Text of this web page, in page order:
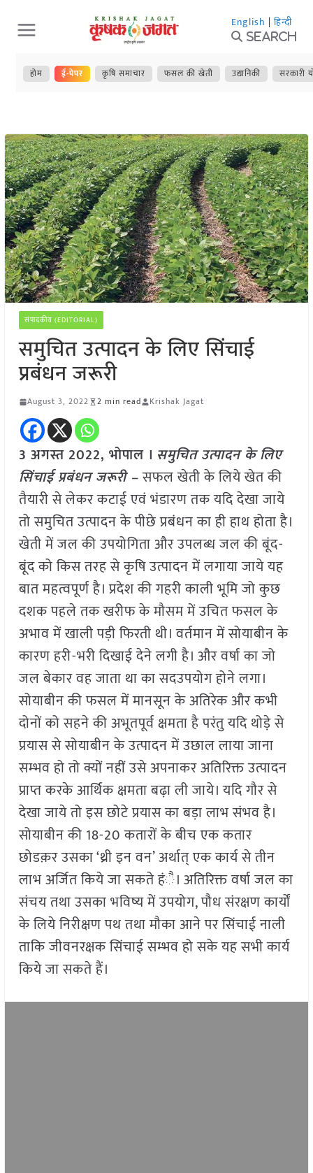
Skip
to
content
English | हिन्दी
Search
होम ई-पेपर कृषि समाचार फसल की खेती उद्यानिकी सरकारी
संपादकीय (EDITORIAL)
समुचित उत्पादन के लिए सिंचाई
प्रबंधन जरूरी
August 3, 2022 2 min read Krishak Jagat
3 अगस्त 2022, भोपाल । समुचित उत्पादन के लिए
सिंचाई प्रबंधन जरूरी –सफल खेती के लिये खेत की
तैयारी से लेकर कटाई एवं भंडारण तक यदि देखा जाये
तो समुचित उत्पादन के पीछे प्रबंधन का ही हाथ होता है।
खेती में जल की उपयोगिता और उपलब्ध जल की बूंद-
बूंद को किस तरह से कृषि उत्पादन में लगाया जाये यह
बात महत्वपूर्ण है। प्रदेश की गहरी काली भूमि जो कुछ
दशक पहले तक खरीफ के मौसम में उचित फसल के
अभाव में खाली पड़ी फिरती थी। वर्तमान में सोयाबीन के
कारण हरी-भरी दिखाई देने लगी है। और वर्षा का जो
जल बेकार वह जाता था का सदउपयोग होने लगा।
सोयाबीन की फसल में मानसून के अतिरेक और कभी
दोनों को सहने की अभूतपूर्व क्षमता है परंतु यदि थोड़े से
प्रयास से सोयाबीन के उत्पादन में उछाल लाया जाना
सम्भव हो तो क्यों नहीं उसे अपनाकर अतिरिक्त उत्पादन
प्राप्त करके आर्थिक क्षमता बढ़ा ली जाये। यदि गौर से
देखा जाये तो इस छोटे प्रयास का बड़ा लाभ संभव है।
सोयाबीन की 18-20 कतारों के बीच एक कतार
छोडक़र उसका ‘थ्री इन वन’ अर्थात् एक कार्य से तीन
लाभ अर्जित किये जा सकते हंै। अतिरिक्त वर्षा जल का
संचय तथा उसका भविष्य में उपयोग, पौध संरक्षण कार्यों
के लिये निरीक्षण पथ तथा मौका आने पर सिंचाई नाली
ताकि जीवनरक्षक सिंचाई सम्भव हो सके यह सभी कार्य
किये जा सकते हैं।